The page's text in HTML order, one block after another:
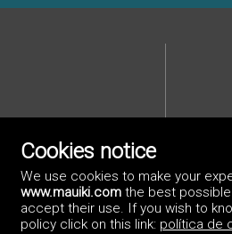
Cookies notice
We use cookies to make your
www.mauiki.comthe best
accept their use. If you wish to
policy click on this link: política de